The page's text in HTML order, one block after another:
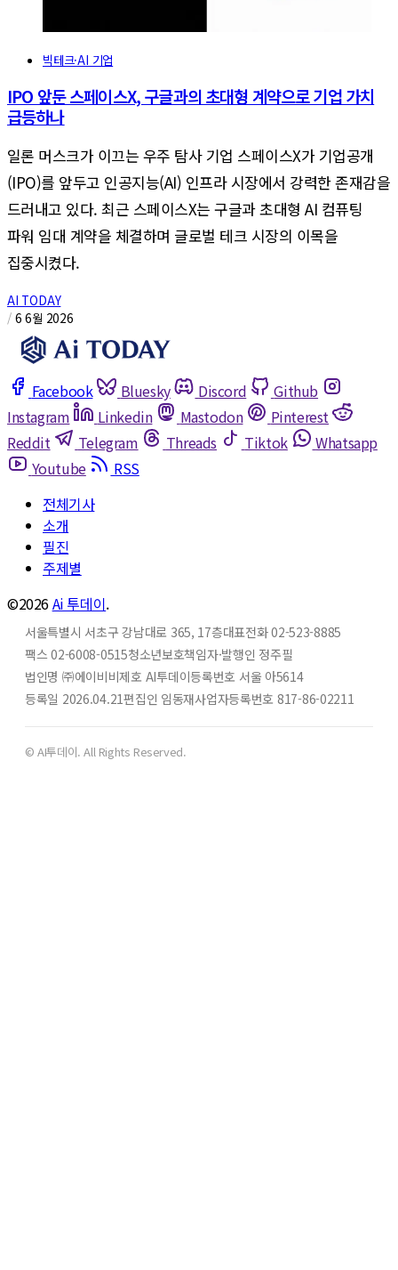
빅테크·AI 기업
IPO 앞둔 스페이스X, 구글과의 초대형 계약으로 기업 가치
급등하나
일론 머스크가 이끄는 우주 탐사 기업 스페이스X가 기업공개
(IPO)를 앞두고 인공지능(AI) 인프라 시장에서 강력한 존재감을
드러내고 있다. 최근 스페이스X는 구글과 초대형 AI 컴퓨팅
파워 임대 계약을 체결하며 글로벌 테크 시장의 이목을
집중시켰다.
AI TODAY
/ 6 6월 2026
Facebook Bluesky Discord
Github
Instagram
Linkedin Mastodon
Pinterest
Reddit
Telegram Threads Tiktok
Whatsapp
Youtube
RSS
전체기사
소개
필진
주제별
©2026Ai 투데이.
서울특별시 서초구 강남대로 365, 17층대표전화 02-523-8885
팩스 02-6008-0515청소년보호책임자·발행인 정주필
법인명 ㈜에이비비제호 AI투데이등록번호 서울 아5614
등록일 2026.04.21편집인 임동재사업자등록번호 817-86-02211
© AI투데이. All Rights Reserved.